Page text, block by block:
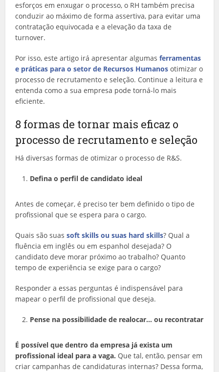
esforços em enxugar o processo, o RH também precisa
conduzir ao máximo de forma assertiva, para evitar uma
contratação equivocada e a elevação da taxa de
turnover.
Por isso, este artigo irá apresentar algumasferramentas
e práticas para o setor de Recursos Humanosotimizar o
processo de recrutamento e seleção. Continue a leitura e
entenda como a sua empresa pode torná-lo mais
eficiente.
8 formas de tornar mais eficaz o
processo de recrutamento e seleção
Há diversas formas de otimizar o processo de R&S.
Defina o perfil de candidato ideal
Antes de começar, é preciso ter bem definido o tipo de
profissional que se espera para o cargo.
Quais são suassoft skills ou suas hard skills? Qual a
fluência em inglês ou em espanhol desejada? O
candidato deve morar próximo ao trabalho? Quanto
tempo de experiência se exige para o cargo?
Responder a essas perguntas é indispensável para
mapear o perfil de profissional que deseja.
Pense na possibilidade de realocar… ou recontratar
É possível que dentro da empresa já exista um
profissional ideal para a vaga. Que tal, então, pensar em
criar campanhas de candidaturas internas? Dessa forma,